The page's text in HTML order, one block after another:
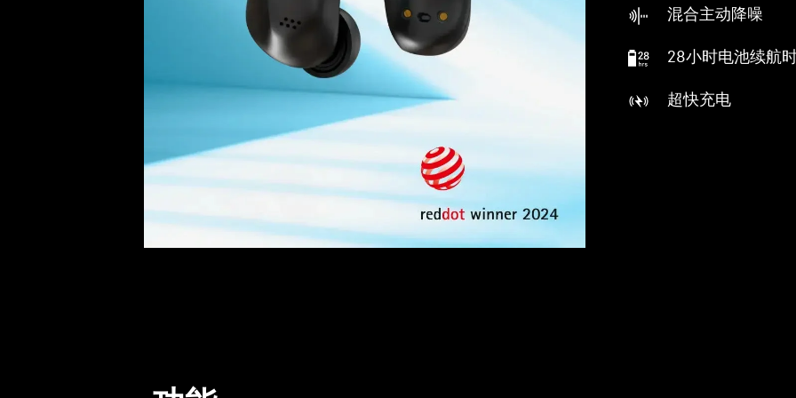
混合主动降噪
28小时电池续航
超快充电